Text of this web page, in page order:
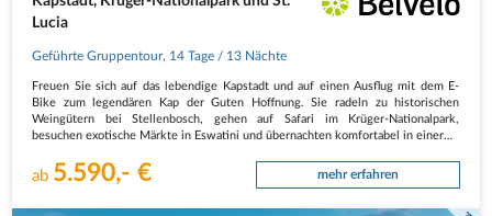
Lucia
Geführte Gruppentour, 14 Tage / 13 Nächte
Freuen Sie sich auf das lebendige Kapstadt und auf einen Ausflug mit dem E-
Bike zum legendären Kap der Guten Hoffnung. Sie radeln zu historischen
Weingütern bei Stellenbosch, gehen auf Safari im Krüger-Nationalpark,
besuchen exotische Märkte in Eswatini und übernachten komfortabel in einer…
ab 5.590,- € mehr erfahren